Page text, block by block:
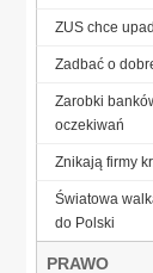
ZUS chce
Zadbać o
Zarobki
oczekiwań
Znikają firmy
Światowa
do Polski
PRAWO